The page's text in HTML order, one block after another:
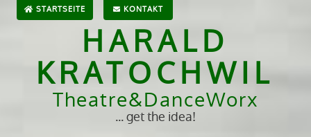
STARTSEITE KONTAKT
HARALD
KRATOCHWIL
Theatre&DanceWorx
... get the idea!